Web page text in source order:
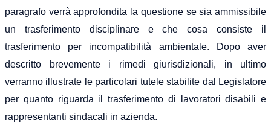
paragrafo verrà approfondita la questione se sia ammissibile
un trasferimento disciplinare e che cosa consiste il
trasferimento per incompatibilità ambientale. Dopo aver
descritto brevemente i rimedi giurisdizionali, in ultimo
verranno illustrate le particolari tutele stabilite dal Legislatore
per quanto riguarda il trasferimento di lavoratori disabili e
rappresentanti sindacali in azienda.